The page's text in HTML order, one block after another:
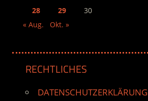
28
29
30
« Aug.
Okt. »
RECHTLICHES
DATENSCHUTZERKLÄRUNG